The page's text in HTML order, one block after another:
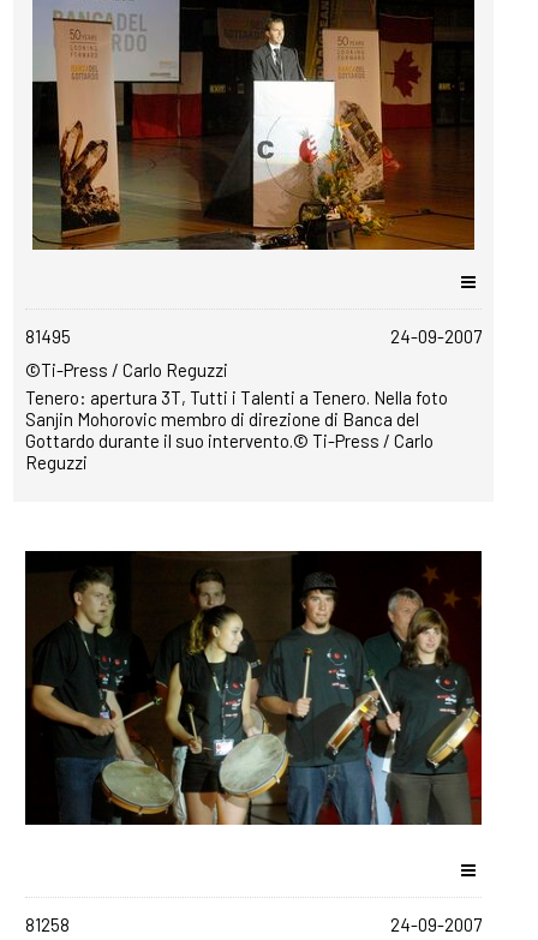
copyrightfree
81495
24-09-2007
©Ti-Press / Carlo Reguzzi
Tenero: apertura 3T, Tutti i Talenti a Tenero. Nella foto
Sanjin Mohorovic membro di direzione di Banca del
Gottardo durante il suo intervento.© Ti-Press / Carlo
Reguzzi
81258
24-09-2007